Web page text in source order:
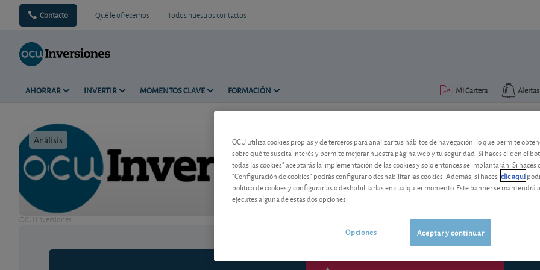
Contacto Qué le ofrecemos Todos nuestros contactos
AHORRAR INVERTIR MOMENTOS CLAVE FORMACIÓN Alertas
Mi Cartera
Análisis Tiempo de lectura: 2 min.
OCU Inversiones
Se acerca el final del año...
Los meses de diciembre y enero han
OCU utiliza cookies propias y de terceros para analizar tus hábitos de navegación, lo que permite
sobre qué te suscita interés y permite mejorar nuestra página web y tu seguridad. Si haces clic en el
todas las cookies" aceptarás la implementación de las cookies y solo entonces se implantarán. Si haces
"Configuración de cookies" podrás configurar o deshabilitar las cookies. Además, si haces clic aquí
política de cookies y configurarlas o deshabilitarlas en cualquier momento. Este banner se mantendrá
ejecutes alguna de estas dos opciones.
Aceptar y continuar
Opciones